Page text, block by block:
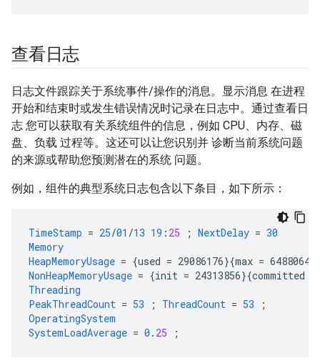
查看日志
日志文件跟踪关于系统事件/操作的消息。显示消息 在进程
开始和结束时或发生错误情况时记录在日志中。通过查看日
志 您可以获取有关系统组件的信息，例如 CPU、内存、磁
盘、负载 过程等。这还可以让您识别并 诊断当前系统问题
的来源或帮助您预测潜在的系统 问题。
例如，组件的典型系统日志包含以下条目，如下所示：
TimeStamp = 25/01 /13 19 : 25 ; NextDelay = 30
Memory
HeapMemoryUsage = {used = 29086176}{max = 64880640
NonHeapMemoryUsage = {init = 24313856}{committed
Threading
PeakThreadCount = 53 ; ThreadCount = 53
;
OperatingSystem
SystemLoadAverage = 0 . 25 ;